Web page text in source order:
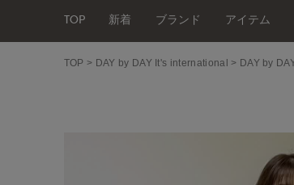
TOP 新着 ブランド アイテム
TOP DAY by DAY It's international DAY by